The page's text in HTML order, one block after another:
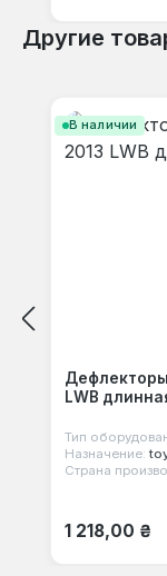
Другие
В наличии
Дефлекторы
LWB
Тип
Назначение:
Страна
Обычная
1 218,00 ₴